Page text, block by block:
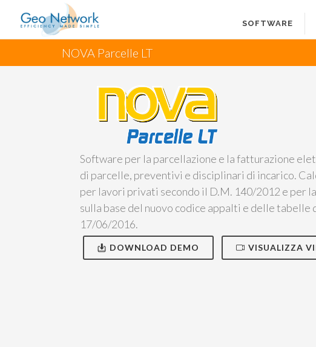
SOFTWARE
NOVA Parcelle LT
Software per la parcellazione e la fatturazione
di parcelle, preventivi e disciplinari di incarico.
per lavori privati secondo il D.M. 140/2012 e per
sulla base del nuovo codice appalti e delle tabelle
17/06/2016.
DOWNLOAD DEMO VISUALIZZA